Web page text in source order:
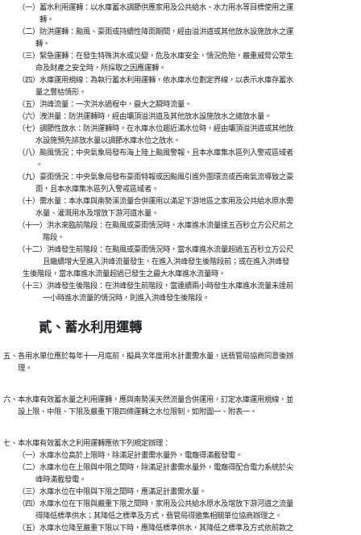
（一）蓄水利用運轉：以水庫蓄水調節供應家用及公共給水、水力用水等目標使用之運
轉。
（二）防洪運轉：颱風、豪雨或持續性降雨期間，經由溢洪道或其他放水設施放水之運
轉。
（三）緊急運轉：在發生特殊洪水或災變，危及水庫安全，情況危殆，嚴重威脅公眾生
命及財產之安全時，所採取之因應運轉。
（四）水庫運用規線：為執行蓄水利用運轉，依水庫水位劃定界線，以表示水庫存蓄水
量之豐枯情形。
（五）洪峰流量：一次洪水過程中，最大之瞬時流量。
（六）洩洪量：防洪運轉時，經由壩頂溢洪道及其他放水設施放水之總放水量。
（七）調節性放水：防洪運轉時，在水庫水位趨近滿水位時，經由壩頂溢洪道或其他放
水設施預先排放水量以調節水庫水位之放水。
（八）颱風情況：中央氣象局發布海上陸上颱風警報，且本水庫集水區列入警戒區域者
。
（九）豪雨情況：中央氣象局發布豪雨特報或因颱風引進外圍環流或西南氣流導致之豪
雨，且本水庫集水區列入警戒區域者。
（十）需水量：本水庫與南勢溪流量合併運用以滿足下游地區之家用及公共給水原水需
水量、灌溉用水及增放下游河道水量。
（十一）洪水來臨前階段：在颱風或豪雨情況時，水庫進水流量達五百秒立方公尺前之
階段。
（十二）洪峰發生前階段：在颱風或豪雨情況時，當水庫進水流量超過五百秒立方公尺
且繼續增大至進入洪峰流量發生，在進入洪峰發生後階段前；或在進入洪峰發
            生後階段，當水庫進水流量超過已發生之最大水庫進水流量時。
（十三）洪峰發生後階段：在洪峰發生前階段，當連續兩小時發生水庫進水流量未達前
一小時進水流量的情況時，則進入洪峰發生後階段。
貳、蓄水利用運轉
五、各用水單位應於每年十一月底前，擬具次年度用水計畫需水量，送翡管局協商同意後辦
理。
六、本水庫有效蓄水量之利用運轉，應與南勢溪天然流量合併運用，訂定水庫運用規線，並
設上限、中限、下限及嚴重下限四條運轉之水位限制，如附圖一、附表一。
七、本水庫有效蓄水之利用運轉應依下列規定辦理：
（一）水庫水位高於上限時，除滿足計畫需水量外，電廠得滿載發電。
（二）水庫水位在上限與中限之間時，除滿足計畫需水量外，電廠得配合電力系統於尖
峰時滿載發電。
（三）水庫水位在中限與下限之間時，應滿足計畫需水量。
（四）水庫水位在下限與嚴重下限之間時，家用及公共給水原水及增放下游河道之流量
得降低標準供水；其降低之標準及方式，翡管局得邀集相關單位協商辦理之。
（五）水庫水位降至嚴重下限以下時，應降低標準供水，其降低之標準及方式依前款之